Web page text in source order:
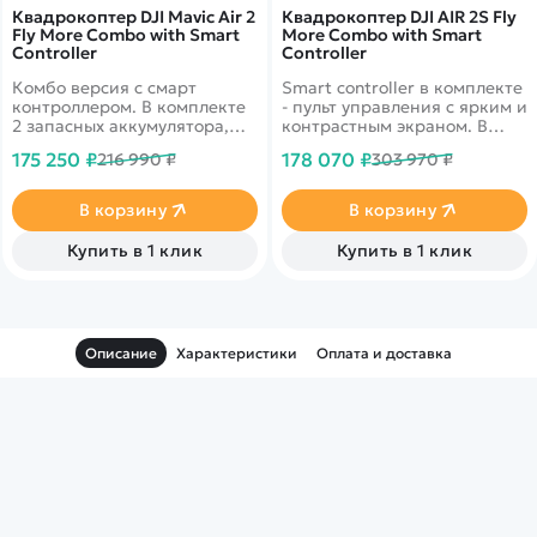
Квадрокоптер DJI Mavic Air 2
Fly More Combo with Smart
Controller
Комбо версия с смарт
контроллером. В комплекте
2 запасных аккумулятора,
зарядки батарей. Набор
видео 4k 60 кадров в
секунду. Дальность полета 6
км с передачей онлайн
видео 1080p. 34 минуты в
175 250 ₽216 990 ₽
В корзину
Купить в 1 клик
Квадрокоптер DJI AIR 2S Fly
More Combo with Smart
Controller
Smart controller в комплекте
- пульт управления с ярким и
контрастным экраном. В
аккумулятора, сумка для
батарей. 5.4k видео 30
кадров в секунду. Дальность
полета 12 км с передачей
онлайн видео 1080p.
178 070 ₽303 970 ₽
В корзину
Купить в 1 клик
Описание Характеристики Оплата и доставка